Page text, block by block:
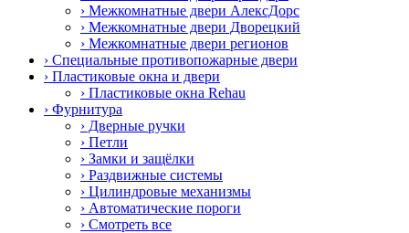
› Межкомнатные двери АлексДорс
› Межкомнатные двери Дворецкий
› Межкомнатные двери регионов
› Специальные противопожарные двери
› Пластиковые окна и двери
› Пластиковые окна Rehau
› Фурнитура
› Дверные ручки
› Петли
› Замки и защёлки
› Раздвижные системы
› Цилиндровые механизмы
› Автоматические пороги
› Смотреть все